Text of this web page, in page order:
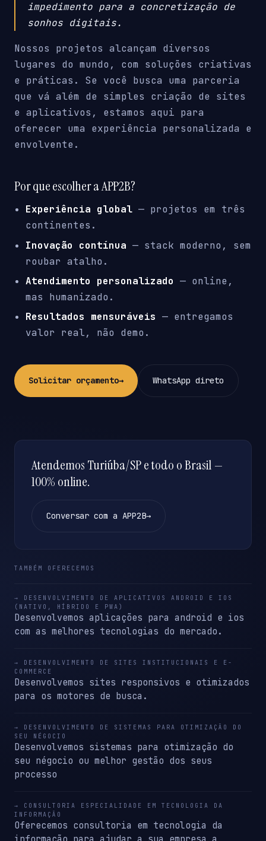
impedimento para a concretização de
sonhos digitais.
Nossos projetos alcançam diversos
lugares do mundo, com soluções criativas
e práticas. Se você busca uma parceria
que vá além de simples criação de sites
e aplicativos, estamos aqui para
oferecer uma experiência personalizada e
envolvente.
Por que escolher a APP2B?
Experiência global — projetos em três
continentes.
Inovação contínua — stack moderno, sem
roubar atalho.
Atendimento personalizado — online,
mas humanizado.
Resultados mensuráveis — entregamos
valor real, não demo.
Solicitar orçamento→ WhatsApp direto
Atendemos Turiúba/SP e todo o Brasil —
100% online.
Conversar com a APP2B→
TAMBÉM OFERECEMOS
→ DESENVOLVIMENTO DE APLICATIVOS ANDROID E IOS
(NATIVO, HÍBRIDO E PWA)
Desenvolvemos aplicações para android e ios
com as melhores tecnologias do mercado.
→ DESENVOLVIMENTO DE SITES INSTITUCIONAIS E E-
COMMERCE
Desenvolvemos sites responsivos e otimizados
para os motores de busca.
→ DESENVOLVIMENTO DE SISTEMAS PARA OTIMIZAÇÃO DO
SEU NÉGOCIO
Desenvolvemos sistemas para otimização do
seu négocio ou melhor gestão dos seus
processo
→ CONSULTORIA ESPECIALIDADE EM TECNOLOGIA DA
INFORMAÇÃO
Oferecemos consultoria em tecnologia da